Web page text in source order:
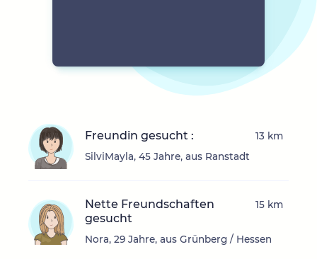
Freundin gesucht :
SilviMayla, 45 Jahre, aus Ranstadt
13 km
Nette Freundschaften
gesucht
Nora, 29 Jahre, aus Grünberg / Hessen
15 km